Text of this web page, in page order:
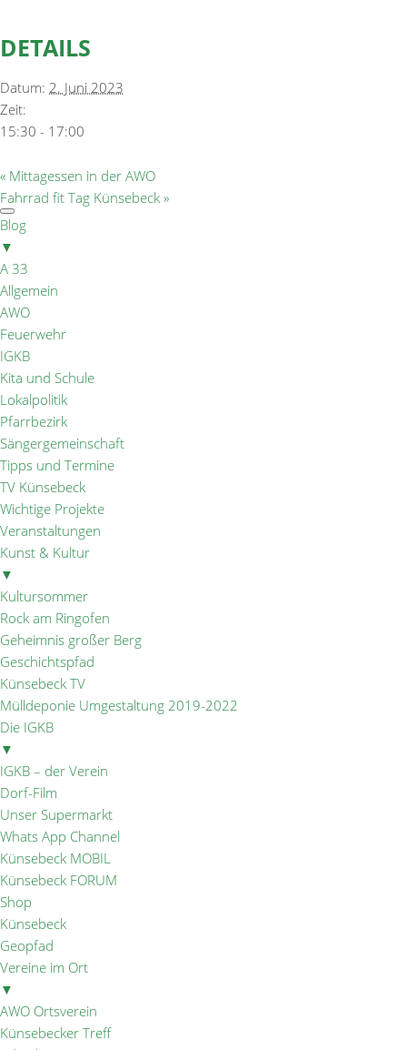
DETAILS
Datum: 2. Juni 2023
Zeit:
15:30 - 17:00
« Mittagessen in der AWO
Fahrrad fit Tag Künsebeck »
Blog
▼
A 33
Allgemein
AWO
Feuerwehr
IGKB
Kita und Schule
Lokalpolitik
Pfarrbezirk
Sängergemeinschaft
Tipps und Termine
TV Künsebeck
Wichtige Projekte
Veranstaltungen
Kunst & Kultur
▼
Kultursommer
Rock am Ringofen
Geheimnis großer Berg
Geschichtspfad
Künsebeck TV
Mülldeponie Umgestaltung 2019-2022
Die IGKB
▼
IGKB – der Verein
Dorf-Film
Unser Supermarkt
Whats App Channel
Künsebeck MOBIL
Künsebeck FORUM
Shop
Künsebeck
Geopfad
Vereine im Ort
▼
AWO Ortsverein
Künsebecker Treff